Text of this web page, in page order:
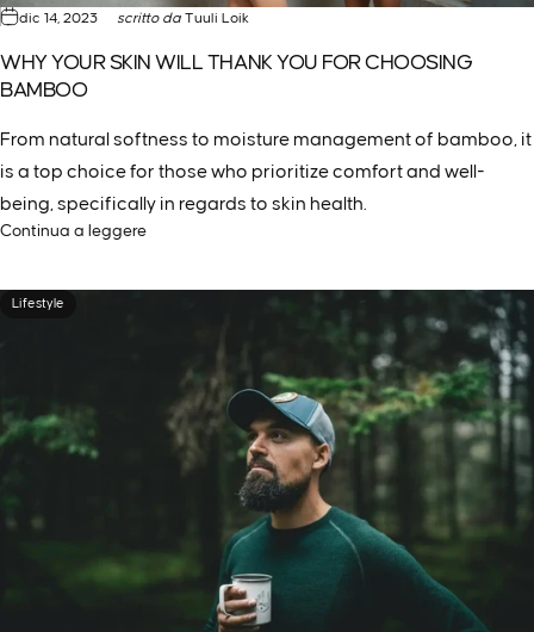
dic 14, 2023 scritto da Tuuli Loik
WHY YOUR SKIN WILL THANK YOU FOR CHOOSING
BAMBOO
From natural softness to moisture management of bamboo, it
is a top choice for those who prioritize comfort and well-
being, specifically in regards to skin health.
Continua a leggere
Lifestyle